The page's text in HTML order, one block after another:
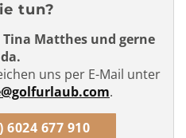
tun?
Tina Matthes und gerne
uns per E-Mail unter
.
6024 677 910